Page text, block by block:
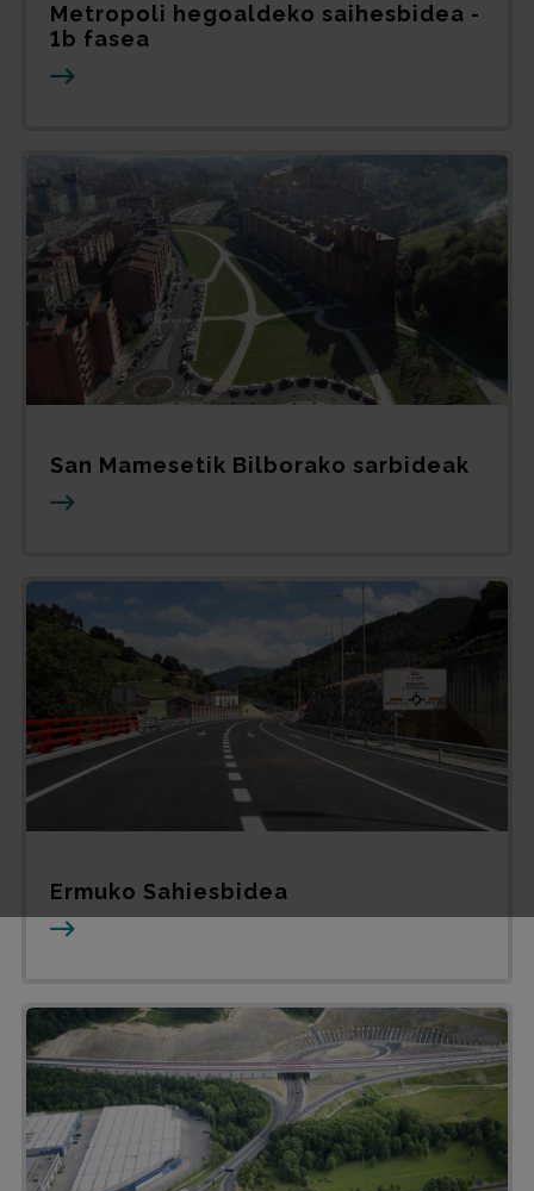
Metropoli hegoaldeko saihesbidea -
1b fasea
San Mamesetik Bilborako sarbideak
Ermuko Sahiesbidea